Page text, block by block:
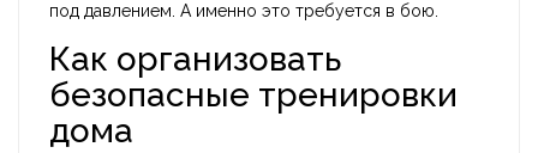
под давлением. А именно это требуется в бою.
Как организовать
безопасные тренировки
дома